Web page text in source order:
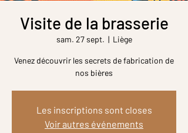
Visite de la brasserie
sam. 27 sept.
  |
Liège
Venez découvrir les secrets de fabrication de
nos bières
Les inscriptions sont closes
Voir autres événements